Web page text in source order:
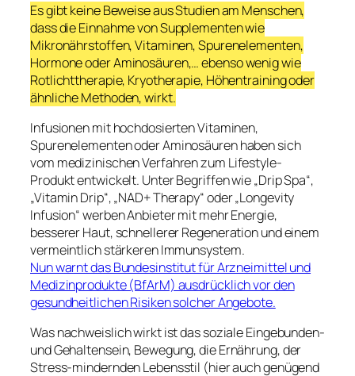
Es gibt keine Beweise aus Studien am Menschen,
dass die Einnahme von Supplementen wie
Mikronährstoffen, Vitaminen, Spurenelementen,
Hormone oder Aminosäuren,… ebenso wenig wie
Rotlichttherapie, Kryotherapie, Höhentraining oder
ähnliche Methoden, wirkt.
Infusionen mit hochdosierten Vitaminen,
Spurenelementen oder Aminosäuren haben sich
vom medizinischen Verfahren zum Lifestyle-
Produkt entwickelt. Unter Begriffen wie „Drip Spa“,
„Vitamin Drip“, „NAD+ Therapy“ oder „Longevity
Infusion“ werben Anbieter mit mehr Energie,
besserer Haut, schnellerer Regeneration und einem
vermeintlich stärkeren Immunsystem.
Nun warnt das Bundesinstitut für Arzneimittel und
Medizinprodukte (BfArM) ausdrücklich vor den
gesundheitlichen Risiken solcher Angebote.
Was nachweislich wirkt ist das soziale Eingebunden-
und Gehaltensein, Bewegung, die Ernährung, der
Stress-mindernden Lebensstil (hier auch genügend